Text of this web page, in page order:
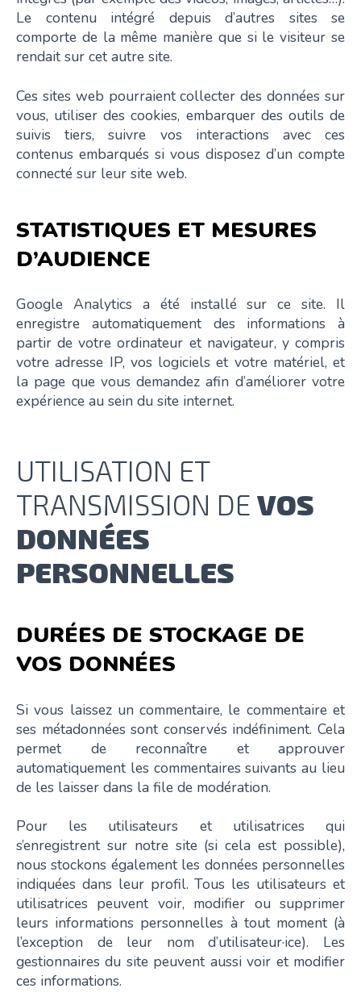
Le contenu intégré depuis d’autres sites se
comporte de la même manière que si le visiteur se
rendait sur cet autre site.
Ces sites web pourraient collecter des données sur
vous, utiliser des cookies, embarquer des outils de
suivis tiers, suivre vos interactions avec ces
contenus embarqués si vous disposez d’un compte
connecté sur leur site web.
STATISTIQUES ET MESURES
D’AUDIENCE
Google Analytics a été installé sur ce site. Il
enregistre automatiquement des informations à
partir de votre ordinateur et navigateur, y compris
votre adresse IP, vos logiciels et votre matériel, et
la page que vous demandez afin d’améliorer votre
expérience au sein du site internet.
UTILISATION ET
TRANSMISSION DE VOS
DONNÉES
PERSONNELLES
DURÉES DE STOCKAGE DE
VOS DONNÉES
Si vous laissez un commentaire, le commentaire et
ses métadonnées sont conservés indéfiniment. Cela
permet de reconnaître et approuver
automatiquement les commentaires suivants au lieu
de les laisser dans la file de modération.
Pour les utilisateurs et utilisatrices qui
s’enregistrent sur notre site (si cela est possible),
nous stockons également les données personnelles
indiquées dans leur profil. Tous les utilisateurs et
utilisatrices peuvent voir, modifier ou supprimer
leurs informations personnelles à tout moment (à
l’exception de leur nom d’utilisateur·ice). Les
gestionnaires du site peuvent aussi voir et modifier
ces informations.